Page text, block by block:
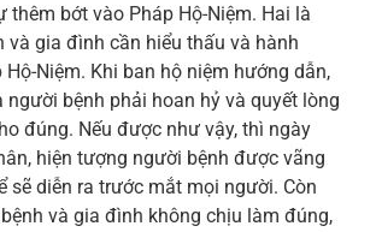
thêm bớt vào Pháp Hộ-Niệm. Hai là
và gia đình cần hiểu thấu và hành
Hộ-Niệm. Khi ban hộ niệm hướng dẫn,
người bệnh phải hoan hỷ và quyết lòng
đúng. Nếu được như vậy, thì ngày
hiện tượng người bệnh được vãng
sẽ diễn ra trước mắt mọi người. Còn
và gia đình không chịu làm đúng,